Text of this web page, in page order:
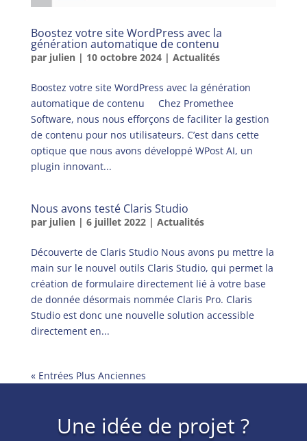
Boostez votre site WordPress avec la
génération automatique de contenu
par julien| 10 octobre 2024| Actualités
Boostez votre site WordPress avec la génération
automatique de contenu Chez Promethee
Software, nous nous efforçons de faciliter la gestion
de contenu pour nos utilisateurs. C’est dans cette
optique que nous avons développé WPost AI, un
plugin innovant...
Nous avons testé Claris Studio
par julien| 6 juillet 2022| Actualités
Découverte de Claris Studio Nous avons pu mettre la
main sur le nouvel outils Claris Studio, qui permet la
création de formulaire directement lié à votre base
de donnée désormais nommée Claris Pro. Claris
Studio est donc une nouvelle solution accessible
directement en...
« Entrées Plus Anciennes
Une idée de projet ?